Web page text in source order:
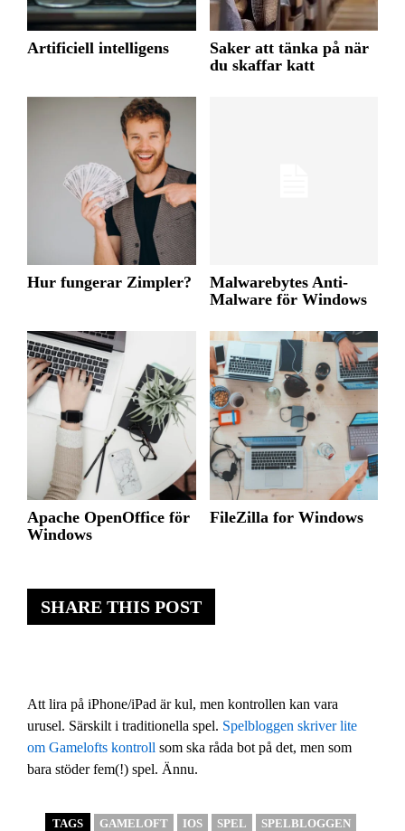
SHARE THIS POST
Att lira på iPhone/iPad är kul, men kontrollen kan vara
urusel. Särskilt i traditionella spel. Spelbloggen skriver lite
om Gamelofts kontroll som ska råda bot på det, men som
bara stöder fem(!) spel. Ännu.
TAGS GAMELOFT IOS SPEL SPELBLOGGEN
Artificiell intelligens
Saker att tänka på när
du skaffar katt
Hur fungerar Zimpler?
Malwarebytes Anti-
Malware för Windows
Apache OpenOffice för
Windows
FileZilla for Windows